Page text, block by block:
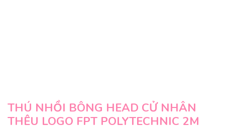
THÚ NHỒI BÔNG HEAD CỬ NHÂN
THÊU LOGO FPT POLYTECHNIC 2M